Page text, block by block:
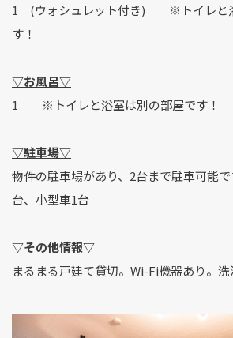
1 (ウォシュレット付き) ※トイレと
す！
▽お風呂▽
1 ※トイレと浴室は別の部屋です！
▽駐車場▽
物件の駐車場があり、2台まで駐車可
台、小型車1台
▽その他情報▽
まるまる戸建て貸切。Wi-Fi機器あり。洗